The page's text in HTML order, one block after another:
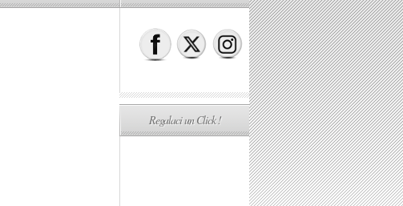
Regalaci un Click !